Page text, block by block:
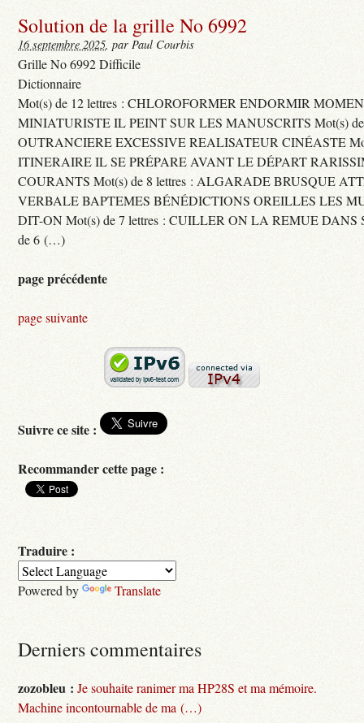
Solution de la grille No 6992
16 septembre 2025, par Paul Courbis
Grille No 6992 Difficile
Dictionnaire
Mot(s) de 12 lettres : CHLOROFORMER ENDORMIR
MINIATURISTE IL PEINT SUR LES MANUSCRITS Mot(s) de
OUTRANCIERE EXCESSIVE REALISATEUR CINÉASTE
ITINERAIRE IL SE PRÉPARE AVANT LE DÉPART
COURANTS Mot(s) de 8 lettres : ALGARADE BRUSQUE
VERBALE BAPTEMES BÉNÉDICTIONS OREILLES LES
DIT-ON Mot(s) de 7 lettres : CUILLER ON LA REMUE DANS
de 6 (…)
page précédente
page suivante
Suivre ce site :
Recommander cette page :
Traduire :
Powered by Translate
Derniers commentaires
zozobleu : Je souhaite ranimer ma HP28S et ma mémoire.
Machine incontournable de ma (…)